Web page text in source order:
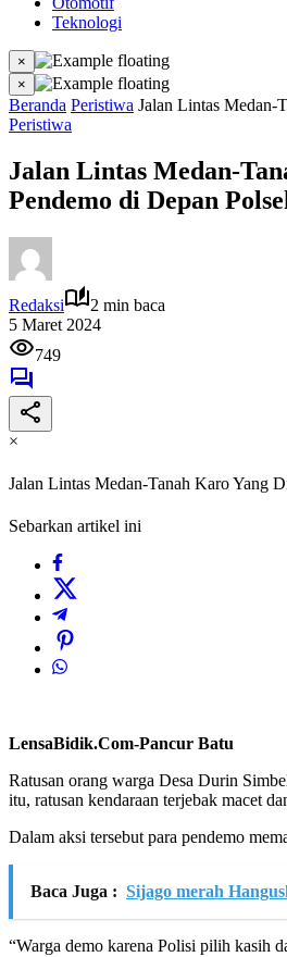
Teknologi
×
×
Beranda Peristiwa Jalan Lintas Medan-
Peristiwa
Jalan Lintas Medan-
Pendemo di Depan
Redaksi
2 min baca
5 Maret 2024
749
×
Jalan Lintas Medan-Tanah Karo Yang
Sebarkan artikel ini
LensaBidik.Com-Pancur Batu
Ratusan orang warga Desa Durin
itu, ratusan kendaraan terjebak macet
Dalam aksi tersebut para pendemo
Baca Juga : Sijago merah
“Warga demo karena Polisi pilih kasih